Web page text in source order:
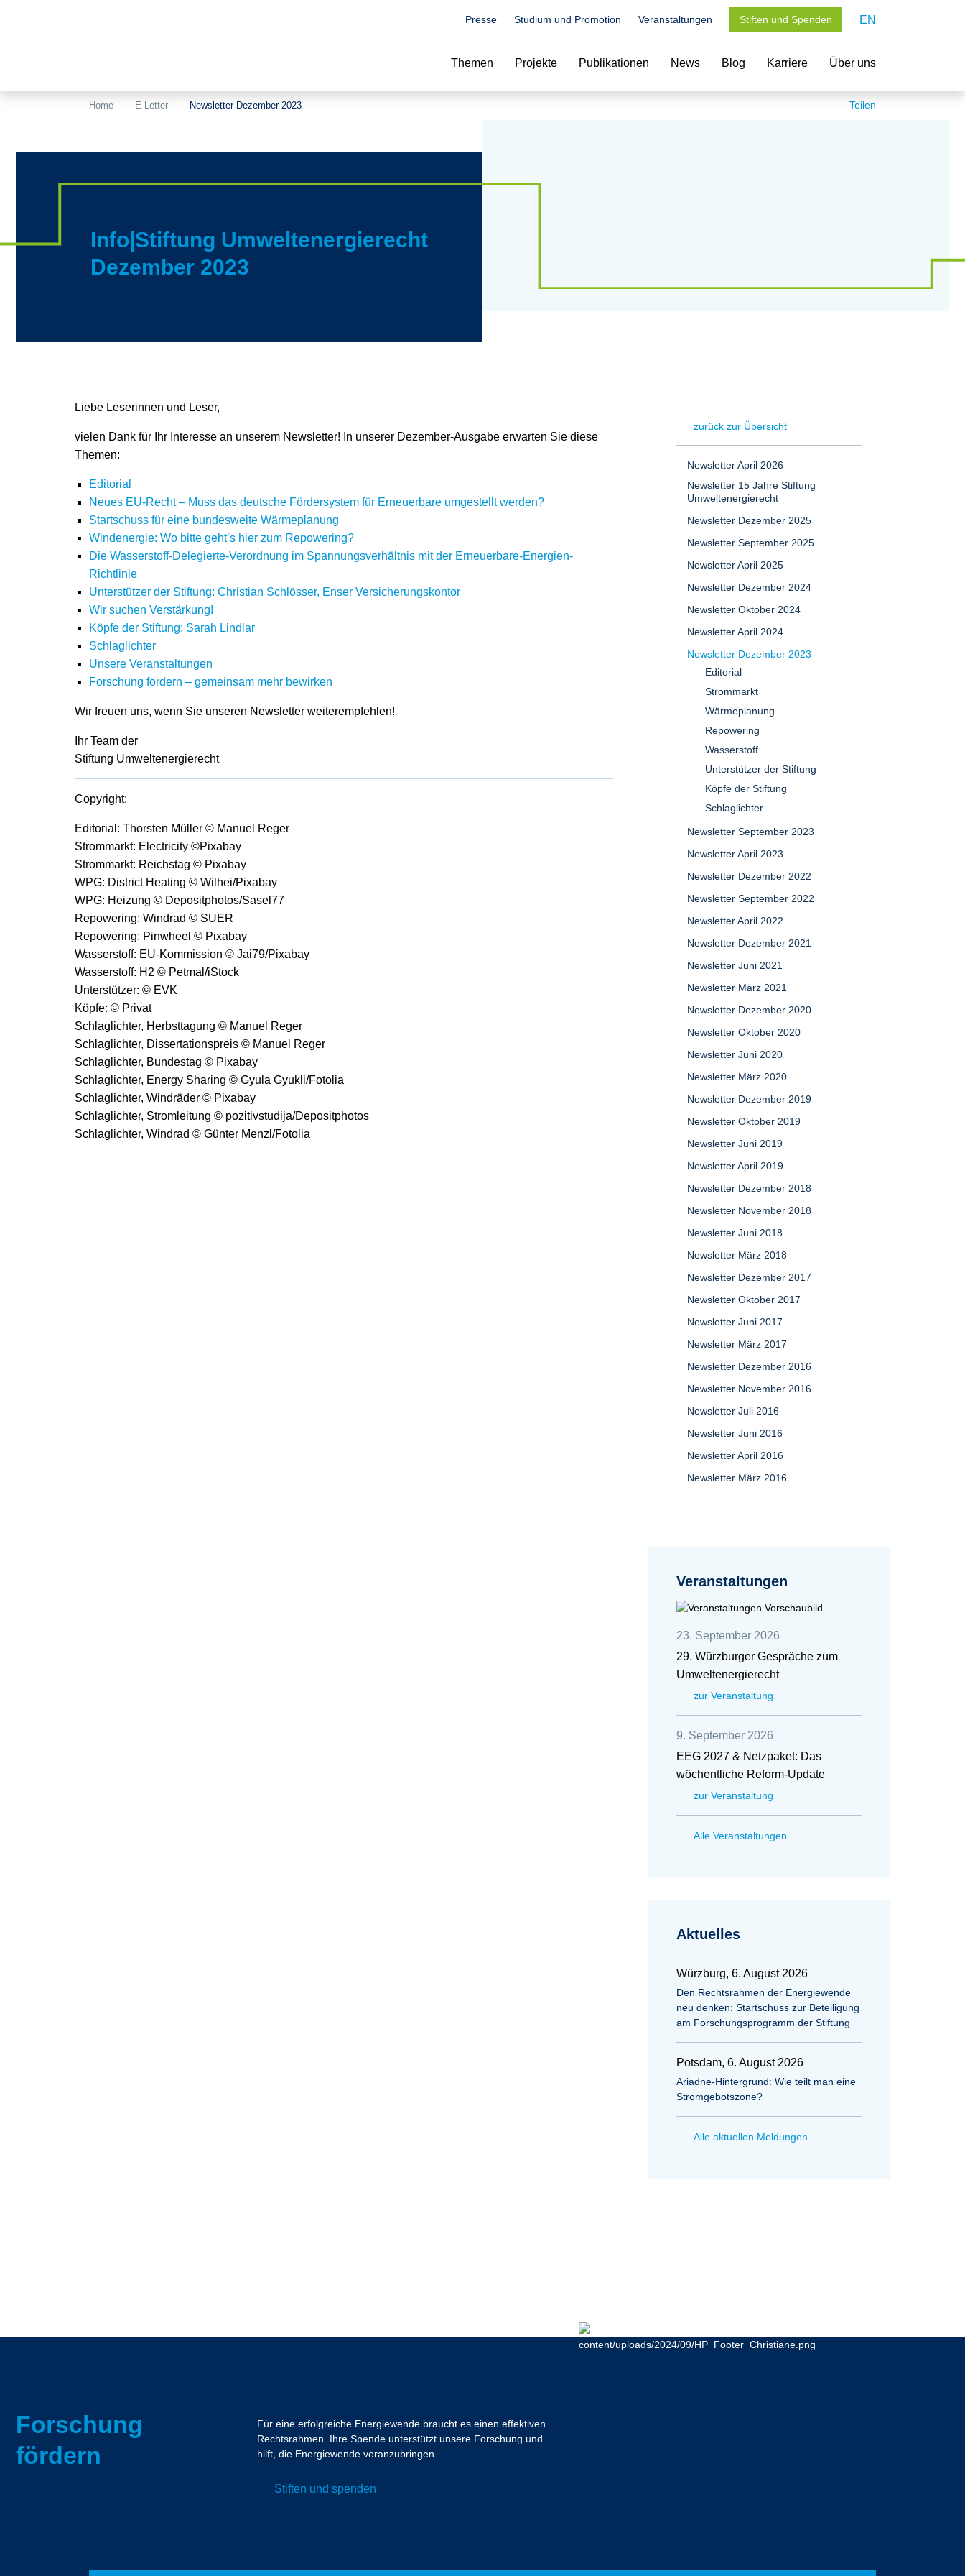
Presse Studium und Promotion Veranstaltungen Stiften und Spenden EN
Themen Projekte Publikationen News Blog Karriere Über uns
Home E-Letter Newsletter Dezember 2023 Teilen
Info|Stiftung Umweltenergierecht
Dezember 2023
Liebe Leserinnen und Leser,
vielen Dank für Ihr Interesse an unserem Newsletter! In unserer Dezember-Ausgabe erwarten Sie diese
Themen:
Editorial
Neues EU-Recht – Muss das deutsche Fördersystem für Erneuerbare umgestellt werden?
Startschuss für eine bundesweite Wärmeplanung
Windenergie: Wo bitte geht’s hier zum Repowering?
Die Wasserstoff-Delegierte-Verordnung im Spannungsverhältnis mit der Erneuerbare-Energien-
Richtlinie
Unterstützer der Stiftung: Christian Schlösser, Enser Versicherungskontor
Wir suchen Verstärkung!
Köpfe der Stiftung: Sarah Lindlar
Schlaglichter
Unsere Veranstaltungen
Forschung fördern – gemeinsam mehr bewirken
Wir freuen uns, wenn Sie unseren Newsletter weiterempfehlen!
Ihr Team der
Stiftung Umweltenergierecht
Copyright:
Editorial: Thorsten Müller © Manuel Reger
Strommarkt: Electricity ©Pixabay
Strommarkt: Reichstag © Pixabay
WPG: District Heating © Wilhei/Pixabay
WPG: Heizung © Depositphotos/Sasel77
Repowering: Windrad © SUER
Repowering: Pinwheel © Pixabay
Wasserstoff: EU-Kommission © Jai79/Pixabay
Wasserstoff: H2 © Petmal/iStock
Unterstützer: © EVK
Köpfe: © Privat
Schlaglichter, Herbsttagung © Manuel Reger
Schlaglichter, Dissertationspreis © Manuel Reger
Schlaglichter, Bundestag © Pixabay
Schlaglichter, Energy Sharing © Gyula Gyukli/Fotolia
Schlaglichter, Windräder © Pixabay
Schlaglichter, Stromleitung © pozitivstudija/Depositphotos
Schlaglichter, Windrad © Günter Menzl/Fotolia
zurück zur Übersicht
Newsletter April 2026
Newsletter 15 Jahre Stiftung
Umweltenergierecht
Newsletter Dezember 2025
Newsletter September 2025
Newsletter April 2025
Newsletter Dezember 2024
Newsletter Oktober 2024
Newsletter April 2024
Newsletter Dezember 2023
Editorial
Strommarkt
Wärmeplanung
Repowering
Wasserstoff
Unterstützer der Stiftung
Köpfe der Stiftung
Schlaglichter
Newsletter September 2023
Newsletter April 2023
Newsletter Dezember 2022
Newsletter September 2022
Newsletter April 2022
Newsletter Dezember 2021
Newsletter Juni 2021
Newsletter März 2021
Newsletter Dezember 2020
Newsletter Oktober 2020
Newsletter Juni 2020
Newsletter März 2020
Newsletter Dezember 2019
Newsletter Oktober 2019
Newsletter Juni 2019
Newsletter April 2019
Newsletter Dezember 2018
Newsletter November 2018
Newsletter Juni 2018
Newsletter März 2018
Newsletter Dezember 2017
Newsletter Oktober 2017
Newsletter Juni 2017
Newsletter März 2017
Newsletter Dezember 2016
Newsletter November 2016
Newsletter Juli 2016
Newsletter Juni 2016
Newsletter April 2016
Newsletter März 2016
Veranstaltungen
23. September 2026
29. Würzburger Gespräche zum
Umweltenergierecht
zur Veranstaltung
9. September 2026
EEG 2027 & Netzpaket: Das
wöchentliche Reform-Update
zur Veranstaltung
Alle Veranstaltungen
Aktuelles
Würzburg, 6. August 2026
Den Rechtsrahmen der Energiewende
neu denken: Startschuss zur Beteiligung
am Forschungsprogramm der Stiftung
Potsdam, 6. August 2026
Ariadne-Hintergrund: Wie teilt man eine
Stromgebotszone?
Alle aktuellen Meldungen
Forschung
fördern
Für eine erfolgreiche Energiewende braucht es einen effektiven
Rechtsrahmen. Ihre Spende unterstützt unsere Forschung und
hilft, die Energiewende voranzubringen.
Stiften und spenden